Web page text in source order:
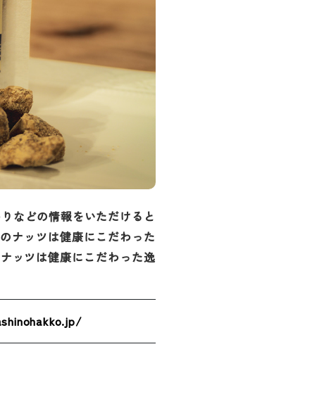
などの情報をいただけると
ナッツは健康にこだわった
ッツは健康にこだわった逸